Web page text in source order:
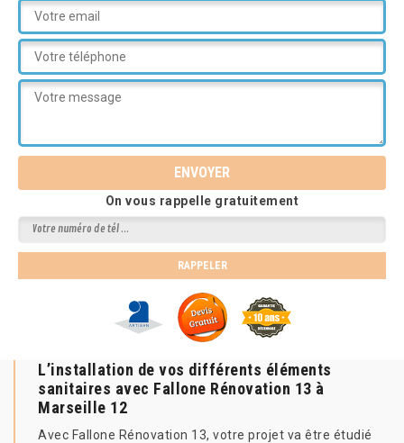
On vous rappelle gratuitement
L’installation de vos différents éléments
sanitaires avec Fallone Rénovation 13 à
Marseille 12
Avec Fallone Rénovation 13, votre projet va être étudié